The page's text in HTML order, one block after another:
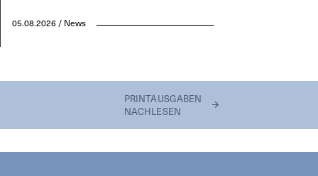
05.08.2026 / News
PRINTAUSGABEN
NACHLESEN